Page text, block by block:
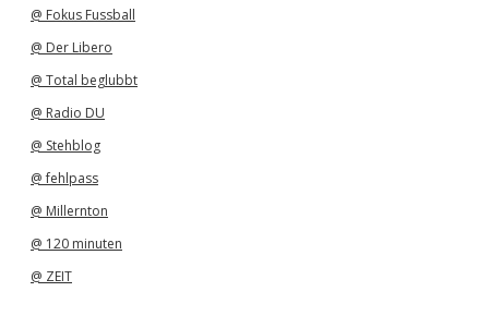
@ Fokus Fussball
@ Der Libero
@ Total beglubbt
@ Radio DU
@ Stehblog
@ fehlpass
@ Millernton
@ 120 minuten
@ ZEIT